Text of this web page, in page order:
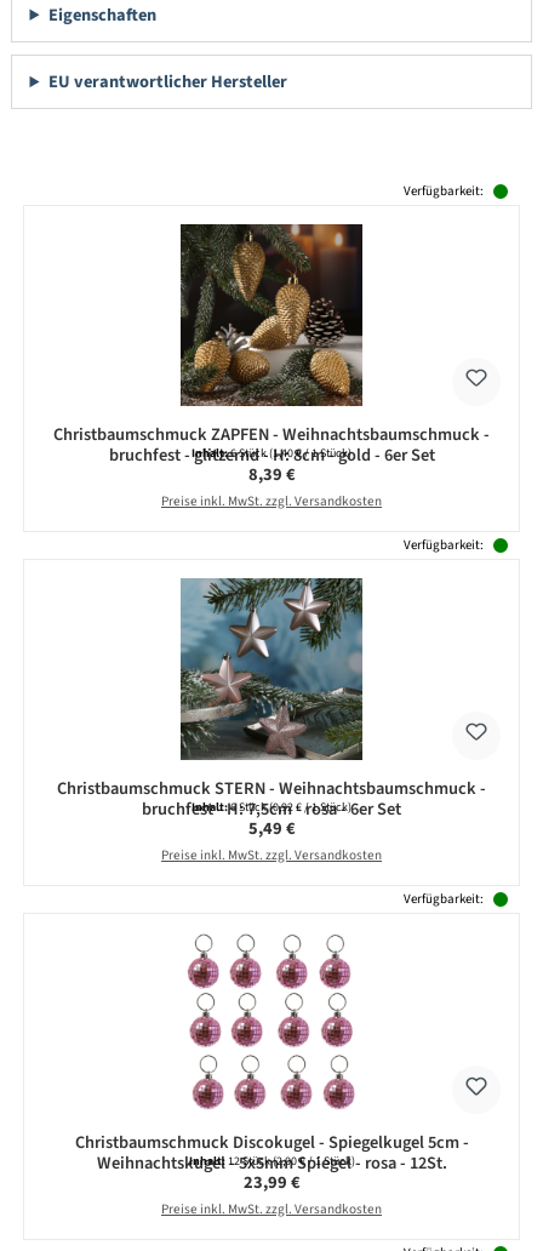
Eigenschaften
EU verantwortlicher Hersteller
Verfügbarkeit:
Christbaumschmuck ZAPFEN - Weihnachtsbaumschmuck -
bruchfest - glitzernd - H: 8cm - gold - 6er Set
Inhalt:6 Stück(1,40 € / 1 Stück)
Regulärer Preis:
8,39 €
Preise inkl. MwSt. zzgl. Versandkosten
Verfügbarkeit:
Christbaumschmuck STERN - Weihnachtsbaumschmuck -
bruchfest - H: 7,5cm - rosa - 6er Set
Inhalt:6 Stück(0,92 € / 1 Stück)
Regulärer Preis:
5,49 €
Preise inkl. MwSt. zzgl. Versandkosten
Verfügbarkeit:
Christbaumschmuck Discokugel - Spiegelkugel 5cm -
Weihnachtskugel - 5x5mm Spiegel - rosa - 12St.
Inhalt:12 Stück(2,00 € / 1 Stück)
Regulärer Preis:
23,99 €
Preise inkl. MwSt. zzgl. Versandkosten